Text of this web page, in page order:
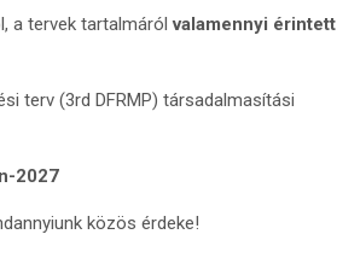
a tervek tartalmárólvalamennyi érintett
terv (3rd DFRMP) társadalmasítási
2027
közös érdeke!